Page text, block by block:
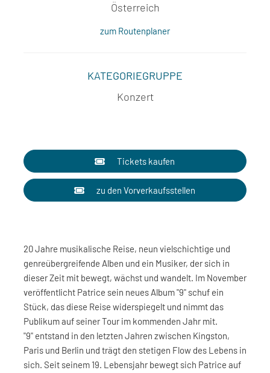
Österreich
zum Routenplaner
KATEGORIEGRUPPE
Konzert
Tickets kaufen
zu den Vorverkaufsstellen
20 Jahre musikalische Reise, neun vielschichtige und
genreübergreifende Alben und ein Musiker, der sich in
dieser Zeit mit bewegt, wächst und wandelt. Im November
veröffentlicht Patrice sein neues Album "9" schuf ein
Stück, das diese Reise widerspiegelt und nimmt das
Publikum auf seiner Tour im kommenden Jahr mit.
"9" entstand in den letzten Jahren zwischen Kingston,
Paris und Berlin und trägt den stetigen Flow des Lebens in
sich. Seit seinem 19. Lebensjahr bewegt sich Patrice auf